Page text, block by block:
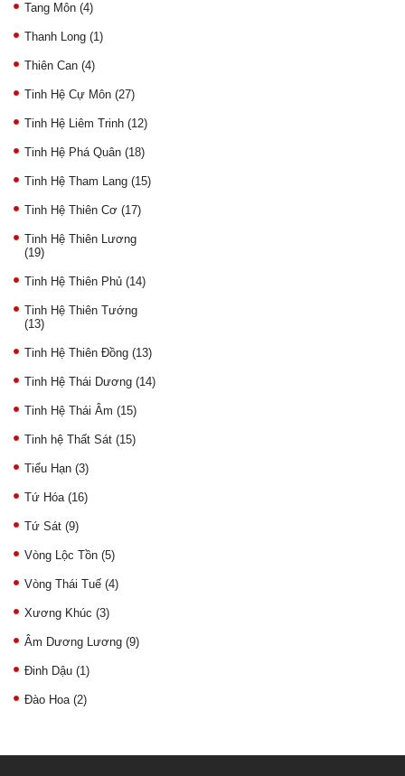
Tang Môn (4)
Thanh Long (1)
Thiên Can (4)
Tinh Hệ Cự Môn (27)
Tinh Hệ Liêm Trinh (12)
Tinh Hệ Phá Quân (18)
Tinh Hệ Tham Lang (15)
Tinh Hệ Thiên Cơ (17)
Tinh Hệ Thiên Lương
(19)
Tinh Hệ Thiên Phủ (14)
Tinh Hệ Thiên Tướng
(13)
Tinh Hệ Thiên Đồng (13)
Tinh Hệ Thái Dương (14)
Tinh Hệ Thái Âm (15)
Tinh hệ Thất Sát (15)
Tiểu Hạn (3)
Tứ Hóa (16)
Tứ Sát (9)
Vòng Lộc Tồn (5)
Vòng Thái Tuế (4)
Xương Khúc (3)
Âm Dương Lương (9)
Đinh Dậu (1)
Đào Hoa (2)